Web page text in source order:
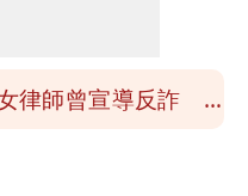
（壹蘋10點強
律師曾宣導反詐